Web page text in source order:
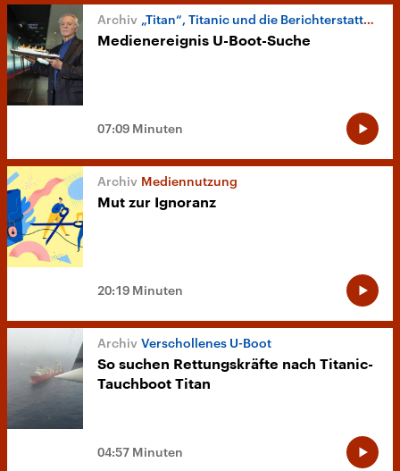
„Titan“, Titanic und die Berichterstattung
Medienereignis U-Boot-Suche
07:09 Minuten
Mediennutzung
Mut zur Ignoranz
20:19 Minuten
Verschollenes U-Boot
So suchen Rettungskräfte nach Titanic-
Tauchboot Titan
04:57 Minuten